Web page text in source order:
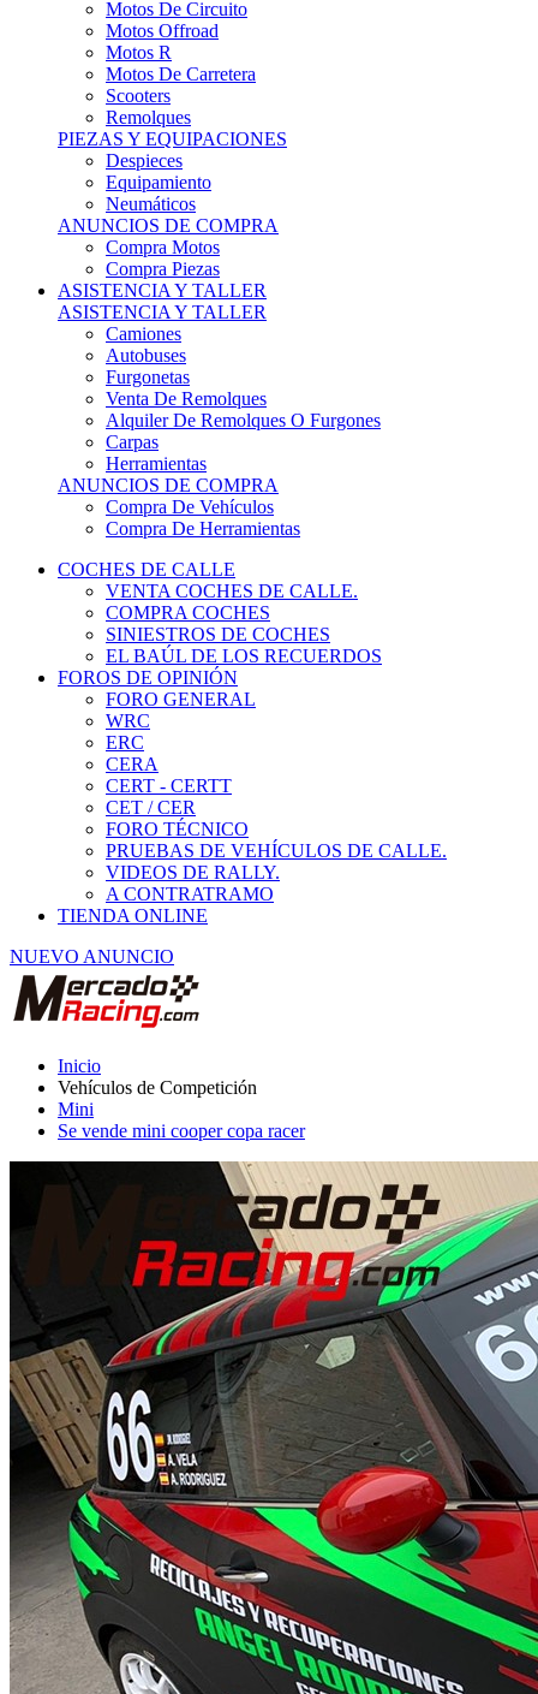
Motos R
Motos De Carretera
Scooters
Remolques
PIEZAS Y EQUIPACIONES
Despieces
Equipamiento
Neumáticos
ANUNCIOS DE COMPRA
Compra Motos
Compra Piezas
ASISTENCIA Y TALLER
ASISTENCIA Y TALLER
Camiones
Autobuses
Furgonetas
Venta De Remolques
Alquiler De Remolques O Furgones
Carpas
Herramientas
ANUNCIOS DE COMPRA
Compra De Vehículos
Compra De Herramientas
COCHES DE CALLE
VENTA COCHES DE CALLE.
COMPRA COCHES
SINIESTROS DE COCHES
EL BAÚL DE LOS RECUERDOS
FOROS DE OPINIÓN
FORO GENERAL
WRC
ERC
CERA
CERT - CERTT
CET / CER
FORO TÉCNICO
PRUEBAS DE VEHÍCULOS DE CALLE.
VIDEOS DE RALLY.
A CONTRATRAMO
TIENDA ONLINE
NUEVO ANUNCIO
Vehículos de Competición
Mini
Se vende mini cooper copa racer